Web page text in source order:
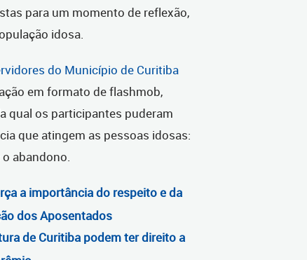
para um momento de reflexão,
idosa.
do Município de Curitiba
em formato de flashmob,
qual os participantes puderam
que atingem as pessoas idosas:
abandono.
a importância do respeito e da
dos Aposentados
de Curitiba podem ter direito a